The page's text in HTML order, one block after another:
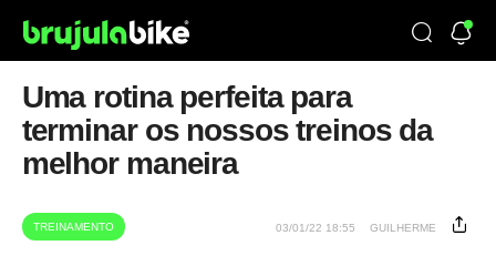
Uma rotina perfeita para
terminar os nossos treinos da
melhor maneira
TREINAMENTO 03/01/22 18:55 GUILHERME